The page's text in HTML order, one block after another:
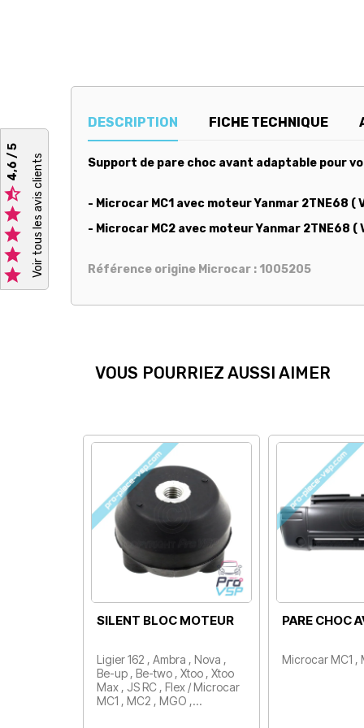





4,6 / 5 Voir tous les avis clients
DESCRIPTION FICHE TECHNIQUE
Support de pare choc avant adaptable pour
- Microcar MC1 avec moteur Yanmar 2TNE68 (
- Microcar MC2 avec moteur Yanmar 2TNE68 (
Référence origine Microcar : 1005205
VOUS POURRIEZ AUSSI AIMER
PARE CHOC AVANT
Microcar MC1 , MC2 / Phase
2
Prix
AILE